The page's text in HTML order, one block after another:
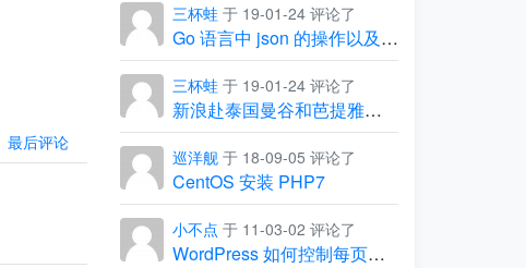
最后评论
三杯蛙 于 19-01-24 评论了
Go 语言中 json 的操作以及常见问题
三杯蛙 于 19-01-24 评论了
新浪赴泰国曼谷和芭提雅团建
巡洋舰 于 18-09-05 评论了
CentOS 安装 PHP7
小不点 于 11-03-02 评论了
WordPress 如何控制每页显示的条数